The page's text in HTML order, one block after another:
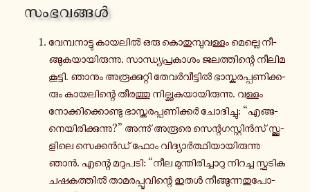
സം­ഭ­വ­ങ്ങൾ
വേ­മ്പ­നാ­ട്ടു കാ­യ­ലിൽ ഒരു കൊ­തു­മ്പു­വ­ള്ളം മെ­ല്ലെ നീ­
ങ്ങു­ക­യാ­യി­രു­ന്നു. സാ­ന്ധ്യ­പ്ര­കാ­ശം ജ­ല­ത്തി­ന്റെ നീലിമ
കൂ­ട്ടി. ഞാനും അ­രൂ­ക്കു­റ്റി തേ­വർ­വീ­ട്ടിൽ ഭാ­സ്ക­ര­പ്പ­ണി­ക്ക­
രും കാ­യ­ലി­ന്റെ തീ­ര­ത്തു നി­ല്ക്കു­ക­യാ­യി­രു­ന്നു. വള്ളം
നോ­ക്കി­ക്കൊ­ണ്ടു ഭാ­സ്ക­ര­പ്പ­ണി­ക്കർ ചോ­ദി­ച്ചു: “എ­ങ്ങ­
നെ­യി­രി­ക്കു­ന്നു?” അ­ന്നു് അരൂരെ സെ­ന്റ­ഗ­സ്റ്റിൻ­സ് സ്ക്കൂ­
ളി­ലെ സെ­ക്കൻ­ഡ് ഫോം വി­ദ്യാർ­ത്ഥി­യാ­യി­രു­ന്നു
ഞാൻ. എന്റെ മ­റു­പ­ടി: “നീല മു­ന്തി­രി­ച്ചാ­റു നി­റ­ച്ച സ്ഫ­ടി­ക
ച­ഷ­ക­ത്തിൽ താ­മ­ര­പ്പൂ­വി­ന്റെ ഇതൾ നീ­ങ്ങു­ന്ന­തു­പോ­